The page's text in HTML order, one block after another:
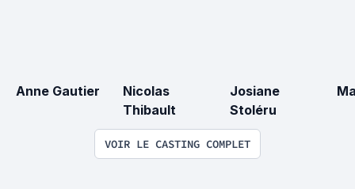
Anne Gautier
Nicolas
Thibault
Josiane
Stoléru
VOIR LE CASTING COMPLET